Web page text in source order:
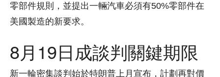
零部件規則，並提出一輛汽車必須有50%零部件在
美國製造的新要求。
8月19日成談判關鍵期限
新一輪密集談判始於特朗普上月宣布，計劃再對價